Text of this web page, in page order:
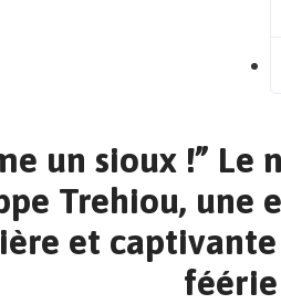
un sioux !” Le
Trehiou, une
et
féérie